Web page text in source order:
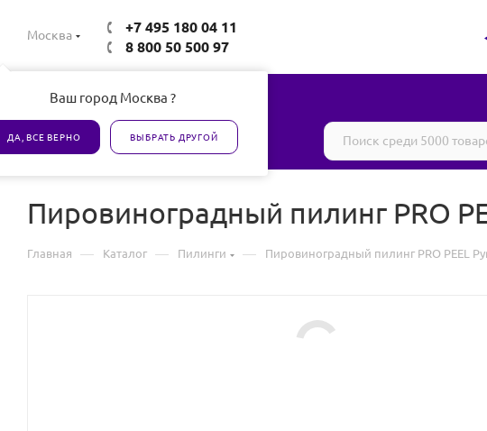
Москва
Ваш город Москва ?
ДА, ВСЕ ВЕРНО ВЫБРАТЬ ДРУГОЙ
+7 495 180 04 11
8 800 50 500 97
Все товары сертифицированы
Пировиноградный пилинг PRO
Главная — Каталог — Пилинги — Пировиноградный пилинг PRO PEEL